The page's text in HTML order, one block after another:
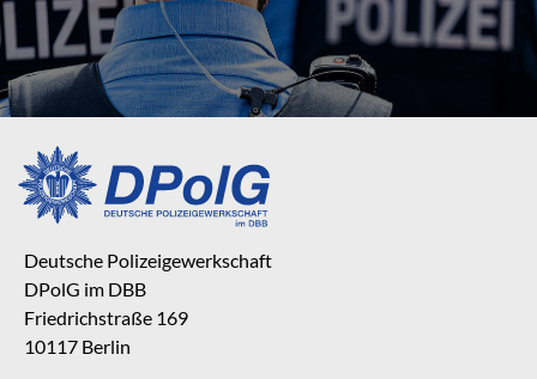
Deutsche Polizeigewerkschaft
DPolG im DBB
Friedrichstraße 169
10117 Berlin